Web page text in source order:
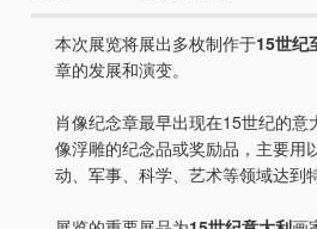
本次展览将展出多枚制作于15世纪
章的发展和演变。
肖像纪念章最早出现在15世纪的
像浮雕的纪念品或奖励品，主要用
动、军事、科学、艺术等领域达到